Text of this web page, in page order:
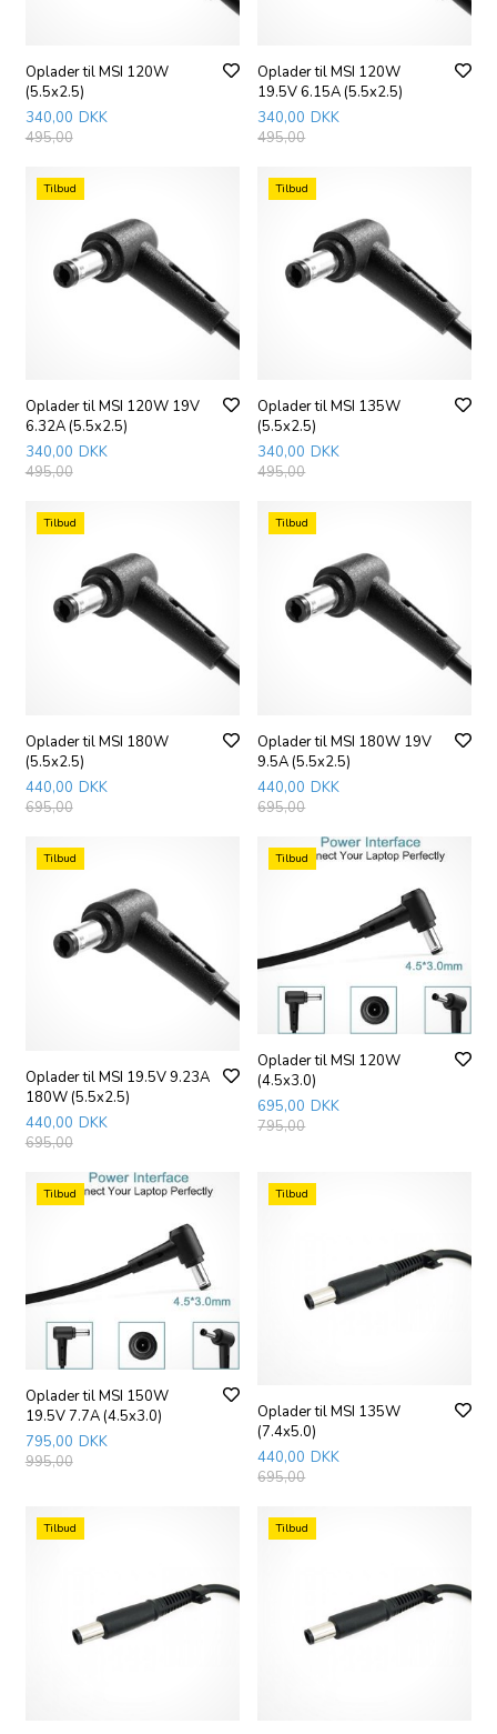
Oplader til MSI 120W
(5.5x2.5)
340,00 DKK
495,00
Oplader til MSI 120W
19.5V 6.15A (5.5x2.5)
340,00 DKK
495,00
Tilbud
Oplader til MSI 120W 19V
6.32A (5.5x2.5)
340,00 DKK
495,00
Tilbud
Oplader til MSI 135W
(5.5x2.5)
340,00 DKK
495,00
Tilbud
Oplader til MSI 180W
(5.5x2.5)
440,00 DKK
695,00
Tilbud
Oplader til MSI 180W 19V
9.5A (5.5x2.5)
440,00 DKK
695,00
Tilbud
Oplader til MSI 19.5V 9.23A
180W (5.5x2.5)
440,00 DKK
695,00
Tilbud
Oplader til MSI 120W
(4.5x3.0)
695,00 DKK
795,00
Tilbud
Oplader til MSI 150W
19.5V 7.7A (4.5x3.0)
795,00 DKK
995,00
Tilbud
Oplader til MSI 135W
(7.4x5.0)
440,00 DKK
695,00
Tilbud Tilbud